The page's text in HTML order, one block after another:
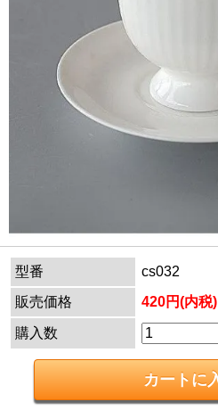
型番
cs032
販売価格
420円(内税)
購入数